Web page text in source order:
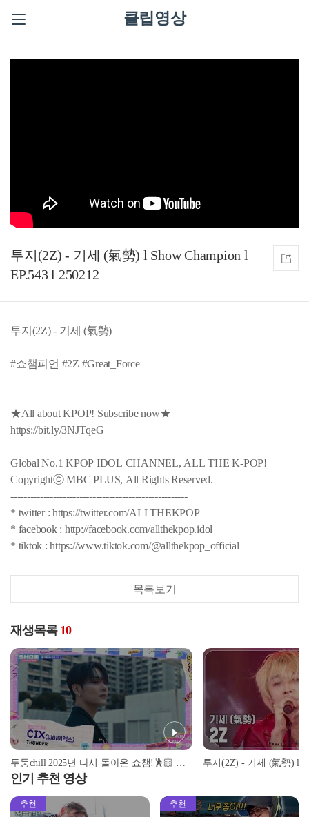
클립영상
투지(2Z) - 기세 (氣勢) l Show Champion l
EP.543 l 250212
투지(2Z) - 기세 (氣勢)
#쇼챔피언 #2Z #Great_Force
★All about KPOP! Subscribe now★
https://bit.ly/3NJTqeG
Global No.1 KPOP IDOL CHANNEL, ALL THE K-POP!
Copyrightⓒ MBC PLUS, All Rights Reserved.
------------------------------------------------------
* twitter : https://twitter.com/ALLTHEKPOP
* facebook : http://facebook.com/allthekpop.idol
* tiktok : https://www.tiktok.com/@allthekpop_official
목록보기
재생목록 10
두둥chill 2025년 다시 돌아온 쇼챔!🕺🏻 놓chill면 안 될 chill guy&girl들의 모임🎤 [예고]
인기 추천 영상
추천 추천